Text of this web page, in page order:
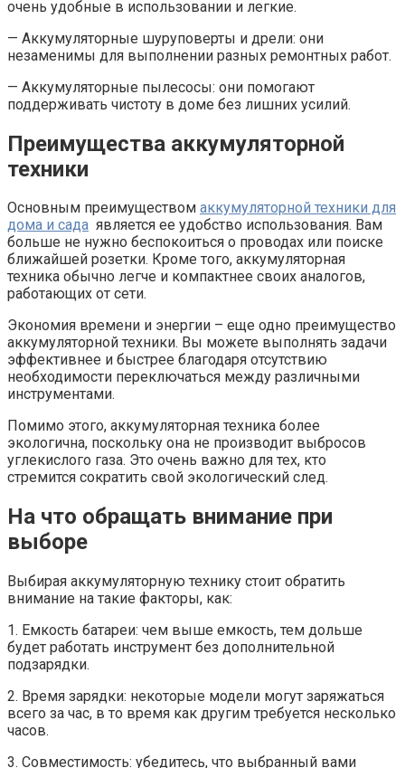
очень удобные в использовании и легкие.
— Аккумуляторные шуруповерты и дрели: они
незаменимы для выполнении разных ремонтных работ.
— Аккумуляторные пылесосы: они помогают
поддерживать чистоту в доме без лишних усилий.
Преимущества аккумуляторной
техники
Основным преимуществом аккумуляторной техники для
дома и сада является ее удобство использования. Вам
больше не нужно беспокоиться о проводах или поиске
ближайшей розетки. Кроме того, аккумуляторная
техника обычно легче и компактнее своих аналогов,
работающих от сети.
Экономия времени и энергии – еще одно преимущество
аккумуляторной техники. Вы можете выполнять задачи
эффективнее и быстрее благодаря отсутствию
необходимости переключаться между различными
инструментами.
Помимо этого, аккумуляторная техника более
экологична, поскольку она не производит выбросов
углекислого газа. Это очень важно для тех, кто
стремится сократить свой экологический след.
На что обращать внимание при
выборе
Выбирая аккумуляторную технику стоит обратить
внимание на такие факторы, как:
1. Емкость батареи: чем выше емкость, тем дольше
будет работать инструмент без дополнительной
подзарядки.
2. Время зарядки: некоторые модели могут заряжаться
всего за час, в то время как другим требуется несколько
часов.
3. Совместимость: убедитесь, что выбранный вами